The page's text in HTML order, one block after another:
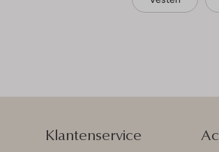
Klantenservice